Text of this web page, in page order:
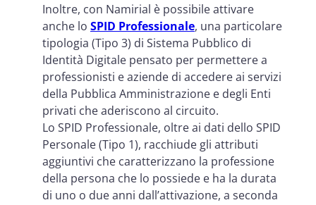
Inoltre, con Namirial è possibile attivare
anche lo SPID Professionale, una particolare
tipologia (Tipo 3) di Sistema Pubblico di
Identità Digitale pensato per permettere a
professionisti e aziende di accedere ai servizi
della Pubblica Amministrazione e degli Enti
privati che aderiscono al circuito.
Lo SPID Professionale, oltre ai dati dello SPID
Personale (Tipo 1), racchiude gli attributi
aggiuntivi che caratterizzano la professione
della persona che lo possiede e ha la durata
di uno o due anni dall’attivazione, a seconda